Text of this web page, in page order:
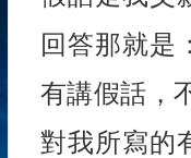
回答那就是
有講假話，
對我所寫的